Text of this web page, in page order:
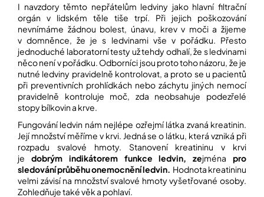
&
ZAŽIJTE,
CO
SE
PRÁVĚ
DĚJE
VAŠE
SLOVA,
NAŠE
INSPIRACE
ZÁBAVA,
KTERÁ
POSÍLÍ
PAMĚŤ
KONCENTRACI
I navzdory těmto nepřátelům ledviny jako hlavní filtrační
orgán v lidském těle tiše trpí. Při jejich poškozování
nevnímáme žádnou bolest, únavu, krev v moči a žijeme
v domněnce, že je s ledvinami vše v pořádku. Přesto
jednoduché laboratorní testy už tehdy odhalí, že s ledvinami
něco není v pořádku. Odborníci jsou proto toho názoru, že je
nutné ledviny pravidelně kontrolovat, a proto se u pacientů
při preventivních prohlídkách nebo záchytu jiných nemocí
pravidelně kontroluje moč, zda neobsahuje podezřelé
stopy bílkovin a krve.
Fungování ledvin nám nejlépe ozřejmí látka zvaná kreatinin.
Její množství měříme v krvi. Jedná se o látku, která vzniká při
rozpadu svalové hmoty. Stanovení kreatininu v krvi
je dobrým indikátorem funkce ledvin, zejménapro
sledování průběhu onemocnění ledvin. Hodnota kreatininu
velmi závisí na množství svalové hmoty vyšetřované osoby.
Zohledňuje také věk a pohlaví.
?
HLEDAT
o
p
o
u
č